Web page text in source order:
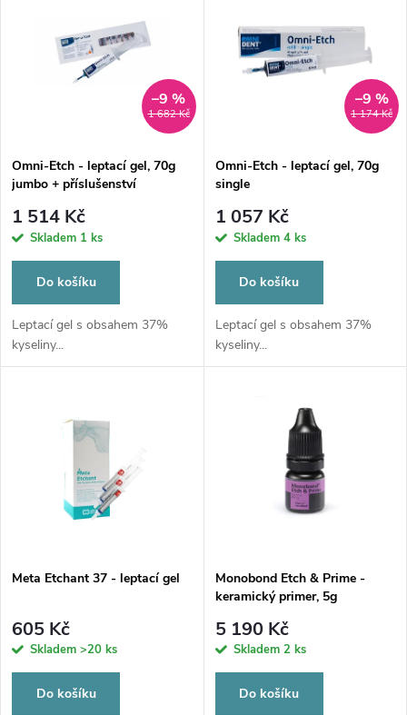
p
r
o
d
u
Abecedně
s
p
r
o
d
u
1 682 Kč
–9 %
Omni-Etch - leptací gel, 70g
jumbo + příslušenství
1 514 Kč
Skladem 1 ks
Do košíku
Leptací gel s obsahem 37%
kyseliny...
1 174 Kč
–9 %
Omni-Etch - leptací gel, 70g
single
1 057 Kč
Skladem 4 ks
Do košíku
Leptací gel s obsahem 37%
kyseliny...
Meta Etchant 37 - leptací gel
605 Kč
Skladem >20 ks
Do košíku
Monobond Etch & Prime -
keramický primer, 5g
5 190 Kč
Skladem 2 ks
Do košíku